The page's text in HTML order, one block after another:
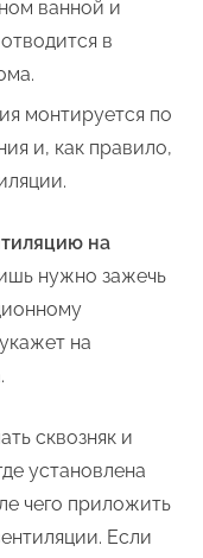
ванной и
в
монтируется по
и, как правило,
на
нужно зажечь
на
сквозняк и
установлена
чего приложить
Если